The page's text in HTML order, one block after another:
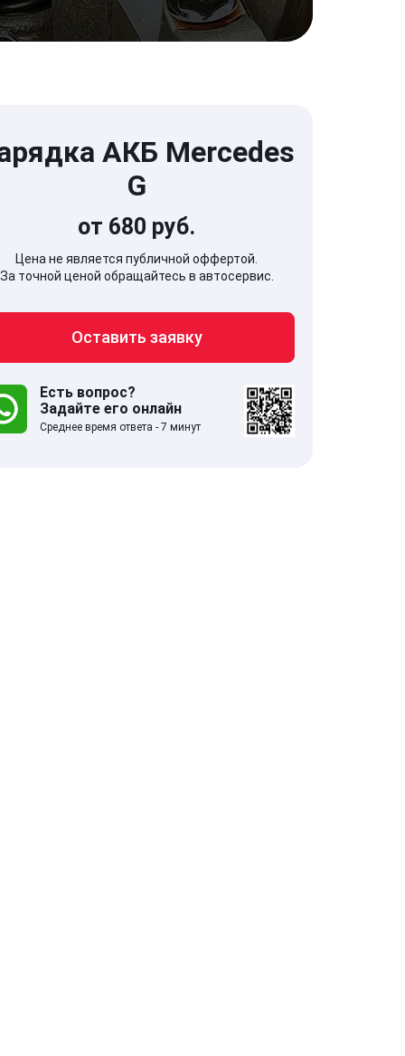
АКБ Mercedes
G
от 680 руб.
Цена не является публичной оффертой.
За точной ценой обращайтесь в автосервис.
Оставить заявку
Есть вопрос?
Задайте его онлайн
Среднее время ответа - 7 минут